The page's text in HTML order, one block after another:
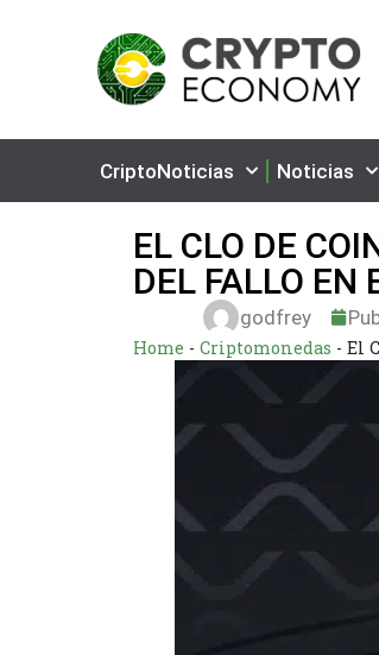
CriptoNoticias Noticias
EL CLO DE
DEL FALLO EN
godfrey
Home - Criptomonedas - El